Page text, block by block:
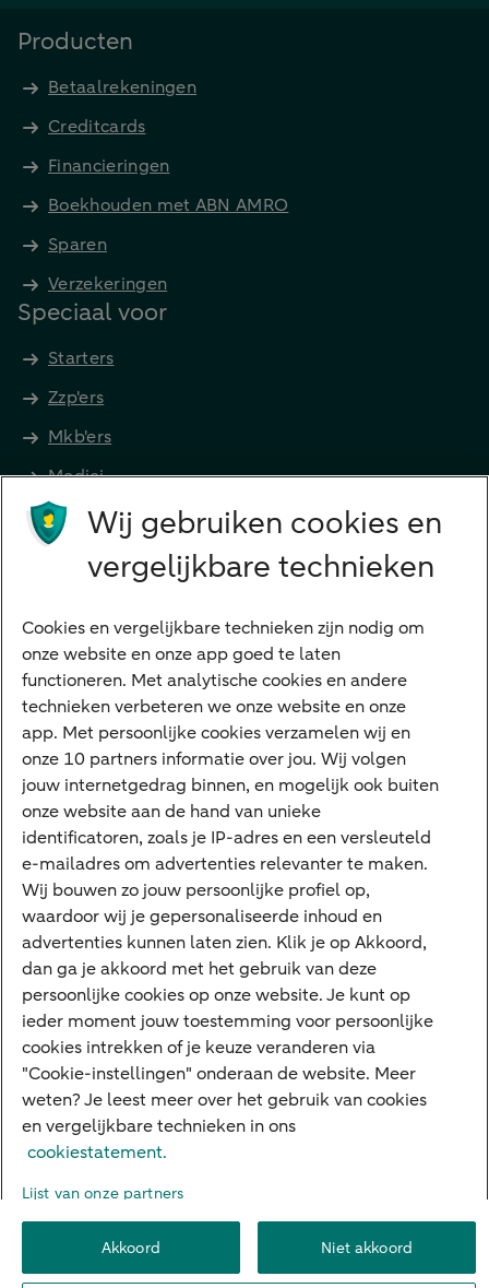
Producten
Betaalrekeningen
Creditcards
Financieringen
Boekhouden met ABN AMRO
Sparen
Verzekeringen
Speciaal voor
Starters
Zzp'ers
Mkb'ers
Medici
Advocaten en notarissen
Diensten
VraagHugo
Corporate Finance
Tikkie zakelijk
Cyber Veilig & Zeker
Private Banking
Interessant
Sectoren & trends
Ondernemersverhalen
Valutacentrum
Alles over PSD2
Business Community
Over ABN AMRO
Toegankelijkheid
PrivacyDisclaimerCookie-instellingen
Wij gebruiken cookies en
vergelijkbare technieken
Cookies en vergelijkbare technieken zijn nodig om
onze website en onze app goed te laten
functioneren. Met analytische cookies en andere
technieken verbeteren we onze website en onze
app. Met persoonlijke cookies verzamelen wij en
onze 10 partners informatie over jou. Wij volgen
jouw internetgedrag binnen, en mogelijk ook buiten
onze website aan de hand van unieke
identificatoren, zoals je IP-adres en een versleuteld
e-mailadres om advertenties relevanter te maken.
Wij bouwen zo jouw persoonlijke profiel op,
waardoor wij je gepersonaliseerde inhoud en
advertenties kunnen laten zien. Klik je op Akkoord,
dan ga je akkoord met het gebruik van deze
persoonlijke cookies op onze website. Je kunt op
ieder moment jouw toestemming voor persoonlijke
cookies intrekken of je keuze veranderen via
"Cookie-instellingen" onderaan de website. Meer
weten? Je leest meer over het gebruik van cookies
en vergelijkbare technieken in ons
cookiestatement.
Lijst van onze partners
Akkoord Niet akkoord